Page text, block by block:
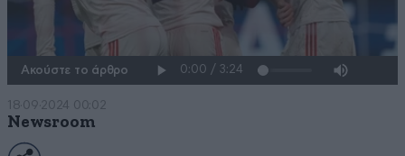
Ακούστε το άρθρο
18·09·2024 00:02
Newsroom